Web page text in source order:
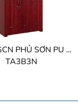
TỦ ÁO GCN PHỦ SƠN PU THE ONE
TA3B3N